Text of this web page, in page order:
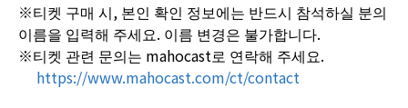
※티켓 구매 시, 본인 확인 정보에는 반드시 참석하실 분의
이름을 입력해 주세요. 이름 변경은 불가합니다.
※티켓 관련 문의는 mahocast로 연락해 주세요.
https://www.mahocast.com/ct/contact